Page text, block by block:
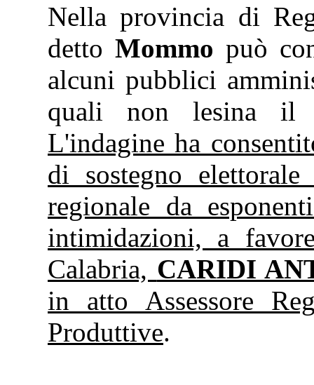
Nella provincia di
detto Mommo può
alcuni pubblici
quali non lesina il
L'indagine ha
di sostegno
regionale da
intimidazioni, a
Calabria, CARIDI
in atto Assessore
Produttive.